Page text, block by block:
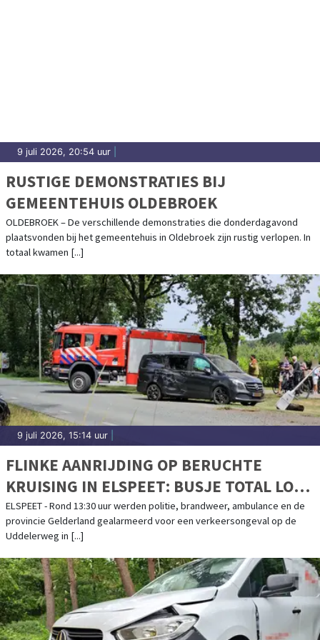
9 juli 2026, 20:54 uur
RUSTIGE DEMONSTRATIES BIJ
GEMEENTEHUIS OLDEBROEK
OLDEBROEK – De verschillende demonstraties die donderdagavond
plaatsvonden bij het gemeentehuis in Oldebroek zijn rustig verlopen. In
totaal kwamen [...]
9 juli 2026, 15:14 uur
FLINKE AANRIJDING OP BERUCHTE
KRUISING IN ELSPEET: BUSJE TOTAL LOSS
NA BOTSING MET LANTAARNPAAL
ELSPEET - Rond 13:30 uur werden politie, brandweer, ambulance en de
provincie Gelderland gealarmeerd voor een verkeersongeval op de
Uddelerweg in [...]